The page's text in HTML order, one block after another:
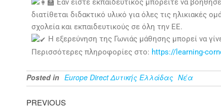
Εάν είστε εκπαιδευτικός μπορείτε να
διατίθεται διδακτικό υλικό για όλες τις
σχολεία και εκπαιδευτικούς σε όλη την ΕΕ.
Η εξερεύνηση της Γωνιάς μάθησης μπορεί να
Περισσότερες πληροφορίες στο: https://learning-
Posted in Europe Direct Δυτικής Ελλάδας Νέα
PREVIOUS